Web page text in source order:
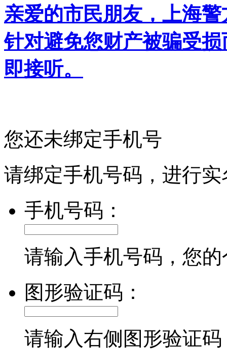
亲爱的市民朋友，上海
针对避免您财产被骗受
即接听。
您还未绑定手机号
请绑定手机号码，进行
手机号码：
请输入手机号码，您
图形验证码：
请输入右侧图形验证码